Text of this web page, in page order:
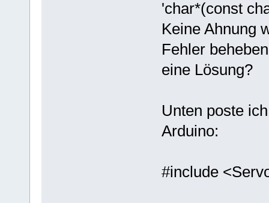
'char*(const
Keine Ahnung
Fehler
eine Lösung?
Unten poste
Arduino:
#include